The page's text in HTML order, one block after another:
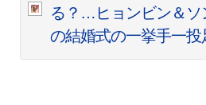
る？…ヒョンビン＆ソ
の結婚式の一挙手一投